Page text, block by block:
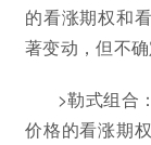
的看涨期权和
著变动，但不确
>勒式组合
价格的看涨期